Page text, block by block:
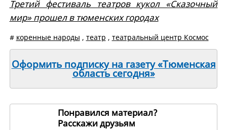
Третий фестиваль театров кукол «Сказочный
мир» прошел в тюменских городах
# коренные народы , театр , театральный центр Космос
Оформить подписку на газету «Тюменская
область сегодня»
Понравился материал?
Расскажи друзьям